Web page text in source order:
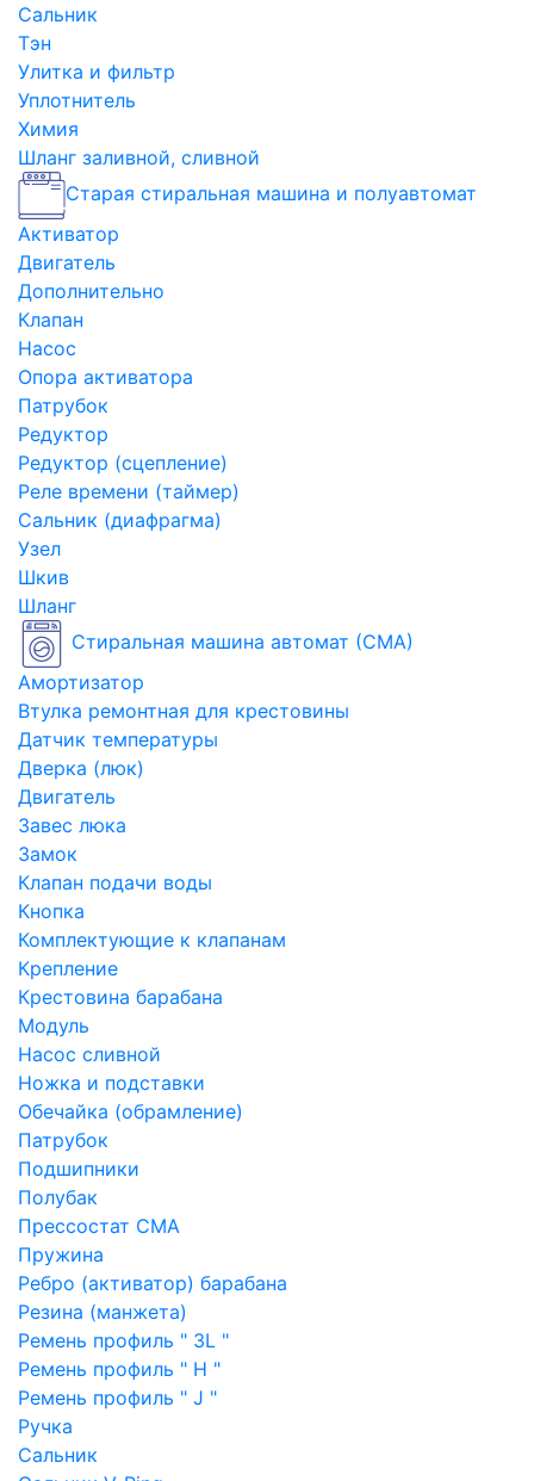
Сальник
Тэн
Улитка и фильтр
Уплотнитель
Химия
Шланг заливной, сливной
Старая стиральная машина и полуавтомат
Активатор
Двигатель
Дополнительно
Клапан
Насос
Опора активатора
Патрубок
Редуктор
Редуктор (сцепление)
Реле времени (таймер)
Сальник (диафрагма)
Узел
Шкив
Шланг
Стиральная машина автомат (СМА)
Амортизатор
Втулка ремонтная для крестовины
Датчик температуры
Дверка (люк)
Двигатель
Завес люка
Замок
Клапан подачи воды
Кнопка
Комплектующие к клапанам
Крепление
Крестовина барабана
Модуль
Насос сливной
Ножка и подставки
Обечайка (обрамление)
Патрубок
Подшипники
Полубак
Прессостат СМА
Пружина
Ребро (активатор) барабана
Резина (манжета)
Ремень профиль " 3L "
Ремень профиль " H "
Ремень профиль " J "
Ручка
Сальник